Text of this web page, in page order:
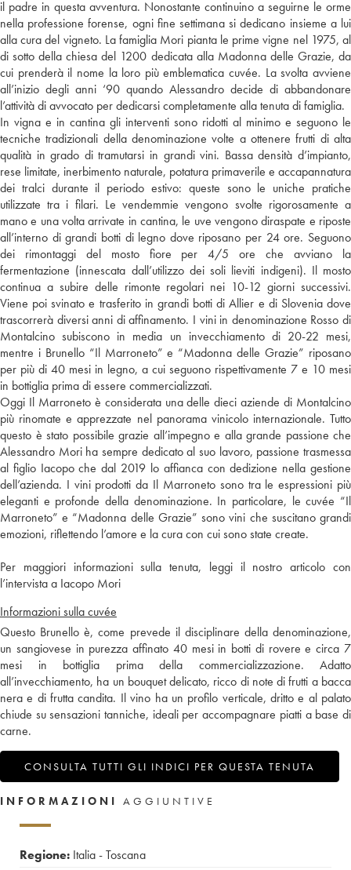
il padre in questa avventura. Nonostante continuino a seguirne le orme
nella professione forense, ogni fine settimana si dedicano insieme a lui
alla cura del vigneto. La famiglia Mori pianta le prime vigne nel 1975, al
di sotto della chiesa del 1200 dedicata alla Madonna delle Grazie, da
cui prenderà il nome la loro più emblematica cuvée. La svolta avviene
all’inizio degli anni ‘90 quando Alessandro decide di abbandonare
l’attività di avvocato per dedicarsi completamente alla tenuta di famiglia.
In vigna e in cantina gli interventi sono ridotti al minimo e seguono le
tecniche tradizionali della denominazione volte a ottenere frutti di alta
qualità in grado di tramutarsi in grandi vini. Bassa densità d’impianto,
rese limitate, inerbimento naturale, potatura primaverile e accapannatura
dei tralci durante il periodo estivo: queste sono le uniche pratiche
utilizzate tra i filari. Le vendemmie vengono svolte rigorosamente a
mano e una volta arrivate in cantina, le uve vengono diraspate e riposte
all’interno di grandi botti di legno dove riposano per 24 ore. Seguono
dei rimontaggi del mosto fiore per 4/5 ore che avviano la
fermentazione (innescata dall’utilizzo dei soli lieviti indigeni). Il mosto
continua a subire delle rimonte regolari nei 10-12 giorni successivi.
Viene poi svinato e trasferito in grandi botti di Allier e di Slovenia dove
trascorrerà diversi anni di affinamento. I vini in denominazione Rosso di
Montalcino subiscono in media un invecchiamento di 20-22 mesi,
mentre i Brunello “Il Marroneto” e “Madonna delle Grazie” riposano
per più di 40 mesi in legno, a cui seguono rispettivamente 7 e 10 mesi
in bottiglia prima di essere commercializzati.
Oggi Il Marroneto è considerata una delle dieci aziende di Montalcino
più rinomate e apprezzate nel panorama vinicolo internazionale. Tutto
questo è stato possibile grazie all’impegno e alla grande passione che
Alessandro Mori ha sempre dedicato al suo lavoro, passione trasmessa
al figlio Iacopo che dal 2019 lo affianca con dedizione nella gestione
dell’azienda. I vini prodotti da Il Marroneto sono tra le espressioni più
eleganti e profonde della denominazione. In particolare, le cuvée “Il
Marroneto” e “Madonna delle Grazie” sono vini che suscitano grandi
emozioni, riflettendo l’amore e la cura con cui sono state create.
Per maggiori informazioni sulla tenuta, leggi il nostro articolo con
l’intervista a Iacopo Mori
Informazioni sulla cuvée
Questo Brunello è, come prevede il disciplinare della denominazione,
un sangiovese in purezza affinato 40 mesi in botti di rovere e circa 7
mesi in bottiglia prima della commercializzazione. Adatto
all’invecchiamento, ha un bouquet delicato, ricco di note di frutti a bacca
nera e di frutta candita. Il vino ha un profilo verticale, dritto e al palato
chiude su sensazioni tanniche, ideali per accompagnare piatti a base di
carne.
CONSULTA TUTTI GLI INDICI PER QUESTA TENUTA
INFORMAZIONI AGGIUNTIVE
Regione: Italia - Toscana